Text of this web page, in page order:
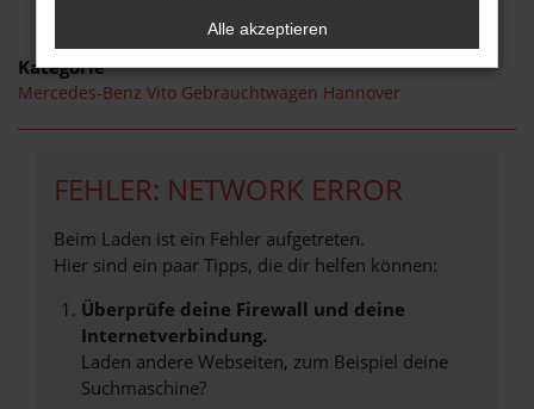
Kategorie
Mercedes-Benz Vito Gebrauchtwagen Hannover
FEHLER: NETWORK ERROR
Beim Laden ist ein Fehler aufgetreten.
Hier sind ein paar Tipps, die dir helfen können:
Überprüfe deine Firewall und deine
Internetverbindung.
Laden andere Webseiten, zum Beispiel deine
Suchmaschine?
Alle akzeptieren